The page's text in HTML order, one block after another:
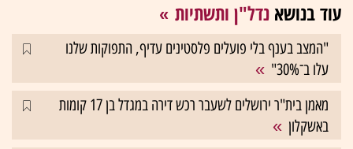
עוד בנושא נדל"ן ותשתיות
"המצב בענף בלי פועלים פלסטינים עדיף, התפוקות שלנו
עלו ב־30%"
מאמן בית"ר ירושלים לשעבר רכש דירה במגדל בן 17 קומות
באשקלון